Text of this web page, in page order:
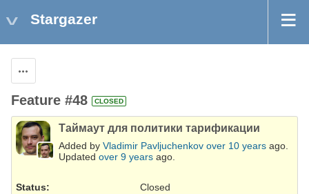
Stargazer
Feature #48 CLOSED
Таймаут для политики тарификации
Added by Vladimir Pavljuchenkov over 10 years ago.
Updated over 9 years ago.
Status:
Closed